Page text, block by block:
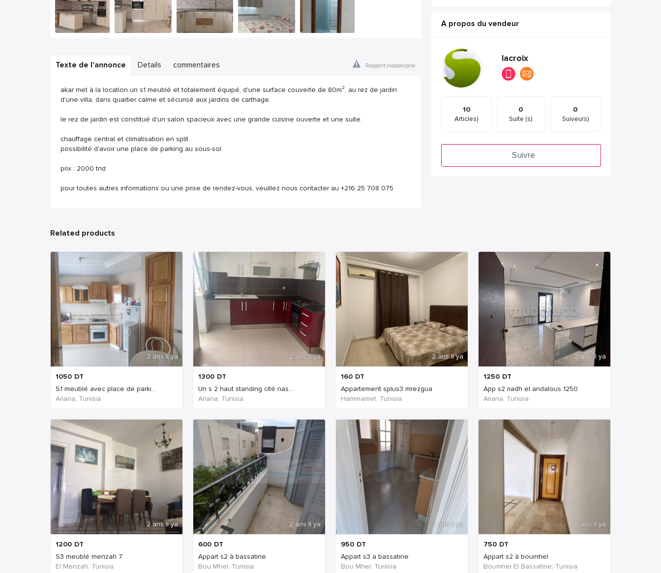
Texte de l'annonce Details commentaires Rapport inapproprié
akar met à la location un s1 meublé et totalement équipé, d'une surface couverte de 80m², au rez de jardin
d'une villa, dans quartier calme et sécurisé aux jardins de carthage.
le rez de jardin est constitué d'un salon spacieux avec une grande cuisine ouverte et une suite.
chauffage central et climatisation en split
possibilité d'avoir une place de parking au sous-sol.
prix : 2000 tnd
pour toutes autres informations ou une prise de rendez-vous, veuillez nous contacter au +216 25 708 075
A propos du vendeur
lacroix
10
Articles)
0
Suite (s)
0
Suiveurs)
Suivre
Related products
2 ans Il ya
1050 DT
S1 meublé avec place de parki...
Ariana, Tunisia
2 ans Il ya
1300 DT
Un s 2 haut standing cité nas...
Ariana, Tunisia
2 ans Il ya
160 DT
Appartement splus3 mrezgua
Hammamet, Tunisia
2 ans Il ya
1250 DT
App s2 riadh el andalous 1250
Ariana, Tunisia
2 ans Il ya
1200 DT
S3 meublé menzah 7
El Menzah, Tunisia
2 ans Il ya
600 DT
Appart s2 à bassatine
Bou Mhel, Tunisia
2 ans Il ya
950 DT
Appart s3 a bassatine
Bou Mhel, Tunisia
2 ans Il ya
750 DT
Appart s2 à boumhel
Boumhel El Bassatine, Tunisia